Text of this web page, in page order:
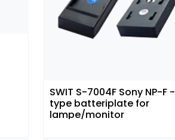
SWIT S-7004F Sony NP-F -
type batteriplate for
lampe/monitor